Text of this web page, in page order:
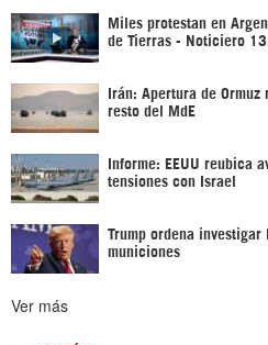
Miles protestan en
de Tierras - Noticiero
Irán: Apertura de Ormuz
resto del MdE
Informe: EEUU reubica
tensiones con Israel
Trump ordena
municiones
Ver más